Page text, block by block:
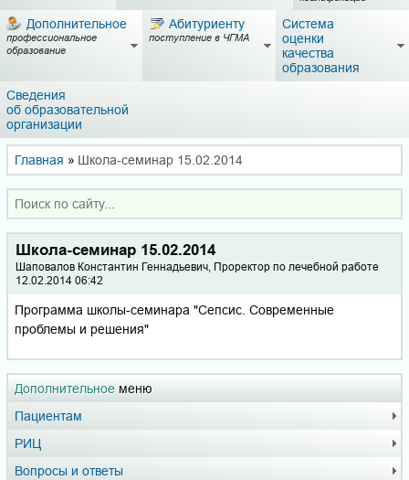
Дополнительное
профессиональное
образование
Абитуриенту
поступление в ЧГМА
Система
оценки
качества
образования
Сведения
об образовательной
организации
Главная » Школа-семинар 15.02.2014
Дополнительное меню
Пациентам
РИЦ
Вопросы и ответы
Школа-семинар 15.02.2014
Шаповалов Константин Геннадьевич, Проректор по лечебной работе
12.02.2014 06:42
Программа школы-семинара "Сепсис. Современные
проблемы и решения"